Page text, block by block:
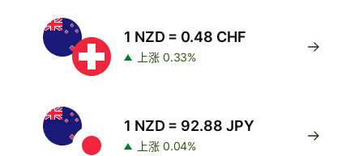
1 NZD = 0.48 CHF
上涨 0.33%
1 NZD = 92.88 JPY
上涨 0.04%